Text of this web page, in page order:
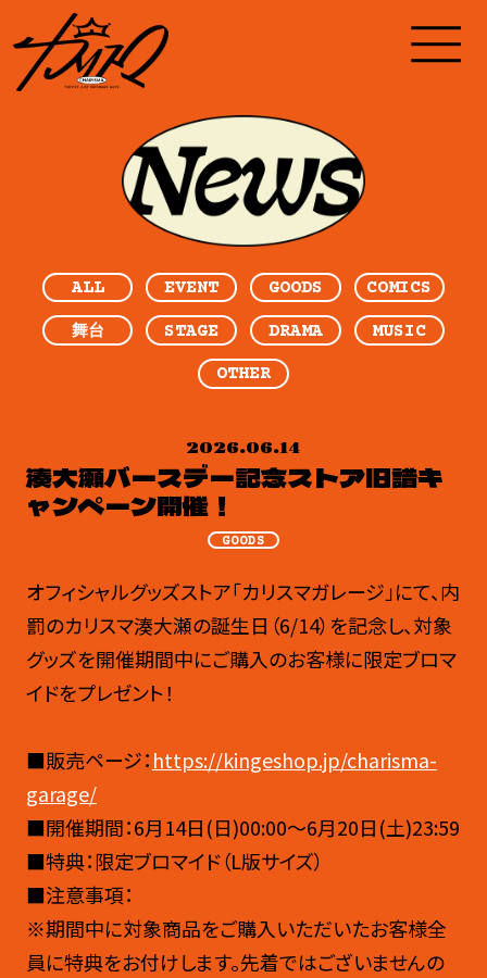
ALL EVENT GOODS COMICS
舞台 STAGE DRAMA MUSIC
OTHER
2026.06.14
GOODS
湊大瀬バースデー記念ストア旧譜キ
ャンペーン開催！
オフィシャルグッズストア「カリスマガレージ」にて、内
罰のカリスマ湊大瀬の誕生日（6/14）を記念し、対象
グッズを開催期間中にご購入のお客様に限定ブロマ
イドをプレゼント！
■販売ページ：https://kingeshop.jp/charisma-
garage/
■開催期間：6月14日(日)00:00～6月20日(土)23:59
■特典：限定ブロマイド（L版サイズ）
■注意事項：
※期間中に対象商品をご購入いただいたお客様全
員に特典をお付けします。先着ではございませんの